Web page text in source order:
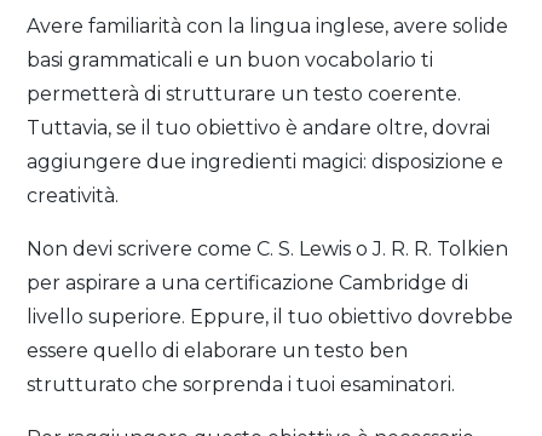
Avere familiarità con la lingua inglese, avere solide
basi grammaticali e un buon vocabolario ti
permetterà di strutturare un testo coerente.
Tuttavia, se il tuo obiettivo è andare oltre, dovrai
aggiungere due ingredienti magici: disposizione e
creatività.
Non devi scrivere come C. S. Lewis o J. R. R. Tolkien
per aspirare a una certificazione Cambridge di
livello superiore. Eppure, il tuo obiettivo dovrebbe
essere quello di elaborare un testo ben
strutturato che sorprenda i tuoi esaminatori.